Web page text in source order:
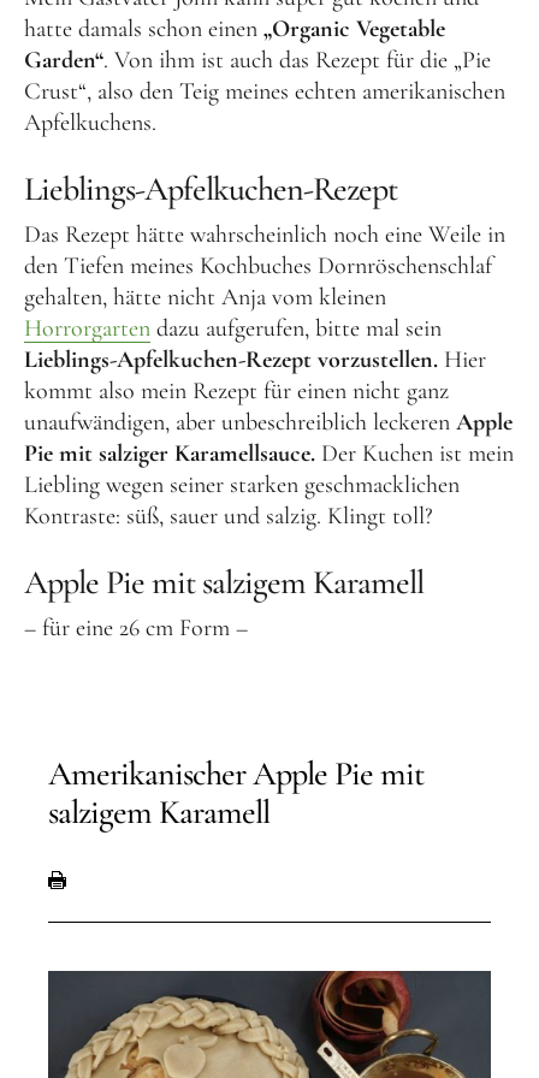
hatte damals schon einen „Organic Vegetable
Garden“. Von ihm ist auch das Rezept für die „Pie
Crust“, also den Teig meines echten amerikanischen
Apfelkuchens.
Lieblings-Apfelkuchen-Rezept
Das Rezept hätte wahrscheinlich noch eine Weile in
den Tiefen meines Kochbuches Dornröschenschlaf
gehalten, hätte nicht Anja vom kleinen
Horrorgarten dazu aufgerufen, bitte mal sein
Lieblings-Apfelkuchen-Rezept vorzustellen. Hier
kommt also mein Rezept für einen nicht ganz
unaufwändigen, aber unbeschreiblich leckeren Apple
Pie mit salziger Karamellsauce. Der Kuchen ist mein
Liebling wegen seiner starken geschmacklichen
Kontraste: süß, sauer und salzig. Klingt toll?
Apple Pie mit salzigem Karamell
– für eine 26 cm Form –
Amerikanischer Apple Pie mit
salzigem Karamell